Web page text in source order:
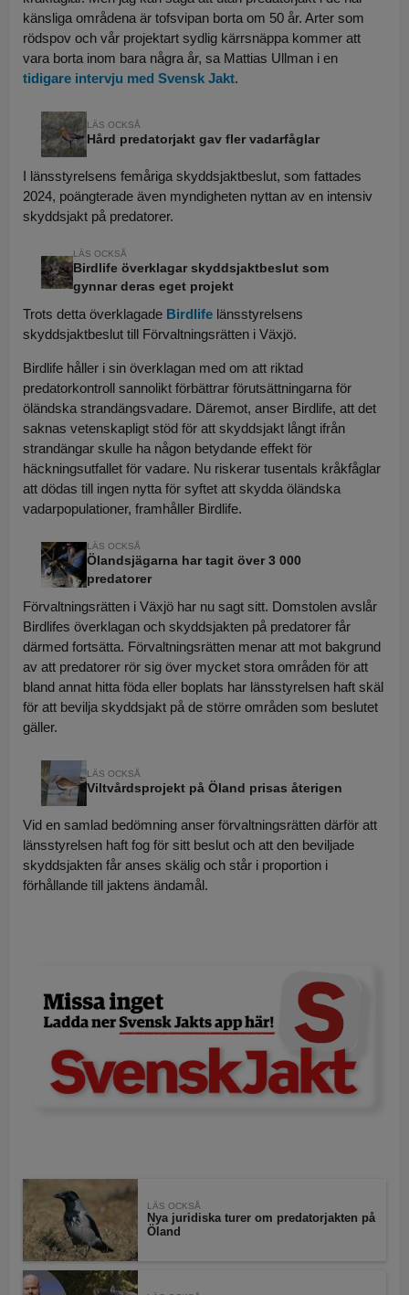
känsliga områdena är tofsvipan borta om 50 år. Arter som
rödspov och vår projektart sydlig kärrsnäppa kommer att
vara borta inom bara några år, sa Mattias Ullman i en
tidigare intervju med Svensk Jakt.
Hård predatorjakt gav fler vadarfåglar
I länsstyrelsens femåriga skyddsjaktbeslut, som fattades
2024, poängterade även myndigheten nyttan av en intensiv
skyddsjakt på predatorer.
Birdlife överklagar skyddsjaktbeslut som
gynnar deras eget projekt
Trots detta överklagade Birdlife länsstyrelsens
skyddsjaktbeslut till Förvaltningsrätten i Växjö.
Birdlife håller i sin överklagan med om att riktad
predatorkontroll sannolikt förbättrar förutsättningarna för
öländska strandängsvadare. Däremot, anser Birdlife, att det
saknas vetenskapligt stöd för att skyddsjakt långt ifrån
strandängar skulle ha någon betydande effekt för
häckningsutfallet för vadare. Nu riskerar tusentals kråkfåglar
att dödas till ingen nytta för syftet att skydda öländska
vadarpopulationer, framhåller Birdlife.
Ölandsjägarna har tagit över 3 000
predatorer
Förvaltningsrätten i Växjö har nu sagt sitt. Domstolen avslår
Birdlifes överklagan och skyddsjakten på predatorer får
därmed fortsätta. Förvaltningsrätten menar att mot bakgrund
av att predatorer rör sig över mycket stora områden för att
bland annat hitta föda eller boplats har länsstyrelsen haft skäl
för att bevilja skyddsjakt på de större områden som beslutet
gäller.
Viltvårdsprojekt på Öland prisas återigen
Vid en samlad bedömning anser förvaltningsrätten därför att
länsstyrelsen haft fog för sitt beslut och att den beviljade
skyddsjakten får anses skälig och står i proportion i
förhållande till jaktens ändamål.
LÄS OCKSÅ
Nya juridiska turer om predatorjakten på
Öland